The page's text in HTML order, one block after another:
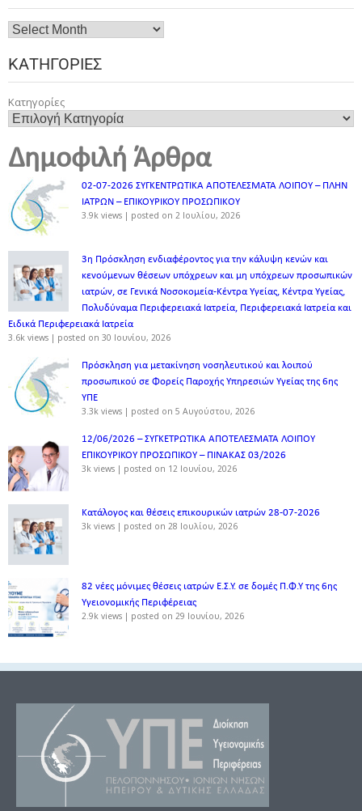
ΚΑΤΗΓΟΡΊΕΣ
Κατηγορίες
Δημοφιλή Άρθρα
02-07-2026 ΣΥΓΚΕΝΤΡΩΤΙΚΑ ΑΠΟΤΕΛΕΣΜΑΤΑ ΛΟΙΠΟΥ – ΠΛΗΝ
ΙΑΤΡΩΝ – ΕΠΙΚΟΥΡΙΚΟΥ ΠΡΟΣΩΠΙΚOY
3.9k views | posted on 2 Ιουλίου, 2026
3η Πρόσκληση ενδιαφέροντος για την κάλυψη κενών και
κενούμενων θέσεων υπόχρεων και μη υπόχρεων προσωπικών
ιατρών, σε Γενικά Νοσοκομεία-Κέντρα Υγείας, Κέντρα Υγείας,
Πολυδύναμα Περιφερειακά Ιατρεία, Περιφερειακά Ιατρεία και
Ειδικά Περιφερειακά Ιατρεία
3.6k views | posted on 30 Ιουνίου, 2026
Πρόσκληση για μετακίνηση νοσηλευτικού και λοιπού
προσωπικού σε Φορείς Παροχής Υπηρεσιών Υγείας της 6ης
ΥΠΕ
3.3k views | posted on 5 Αυγούστου, 2026
12/06/2026 – ΣΥΓΚΕΤΡΩΤΙΚΑ ΑΠΟΤΕΛΕΣΜΑΤΑ ΛΟΙΠΟΥ
ΕΠΙΚΟΥΡΙΚΟΥ ΠΡΟΣΩΠΙΚΟΥ – ΠΙΝΑΚΑΣ 03/2026
3k views | posted on 12 Ιουνίου, 2026
Κατάλογος και θέσεις επικουρικών ιατρών 28-07-2026
3k views | posted on 28 Ιουλίου, 2026
82 νέες μόνιμες θέσεις ιατρών Ε.Σ.Υ. σε δομές Π.Φ.Υ της 6ης
Υγειονομικής Περιφέρειας
2.9k views | posted on 29 Ιουνίου, 2026